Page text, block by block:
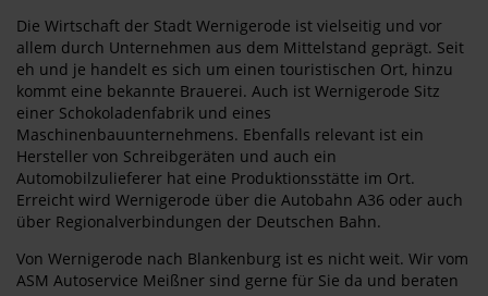
Die Wirtschaft der Stadt Wernigerode ist vielseitig und vor
allem durch Unternehmen aus dem Mittelstand geprägt. Seit
eh und je handelt es sich um einen touristischen Ort, hinzu
kommt eine bekannte Brauerei. Auch ist Wernigerode Sitz
einer Schokoladenfabrik und eines
Maschinenbauunternehmens. Ebenfalls relevant ist ein
Hersteller von Schreibgeräten und auch ein
Automobilzulieferer hat eine Produktionsstätte im Ort.
Erreicht wird Wernigerode über die Autobahn A36 oder auch
über Regionalverbindungen der Deutschen Bahn.
Von Wernigerode nach Blankenburg ist es nicht weit. Wir vom
ASM Autoservice Meißner sind gerne für Sie da und beraten